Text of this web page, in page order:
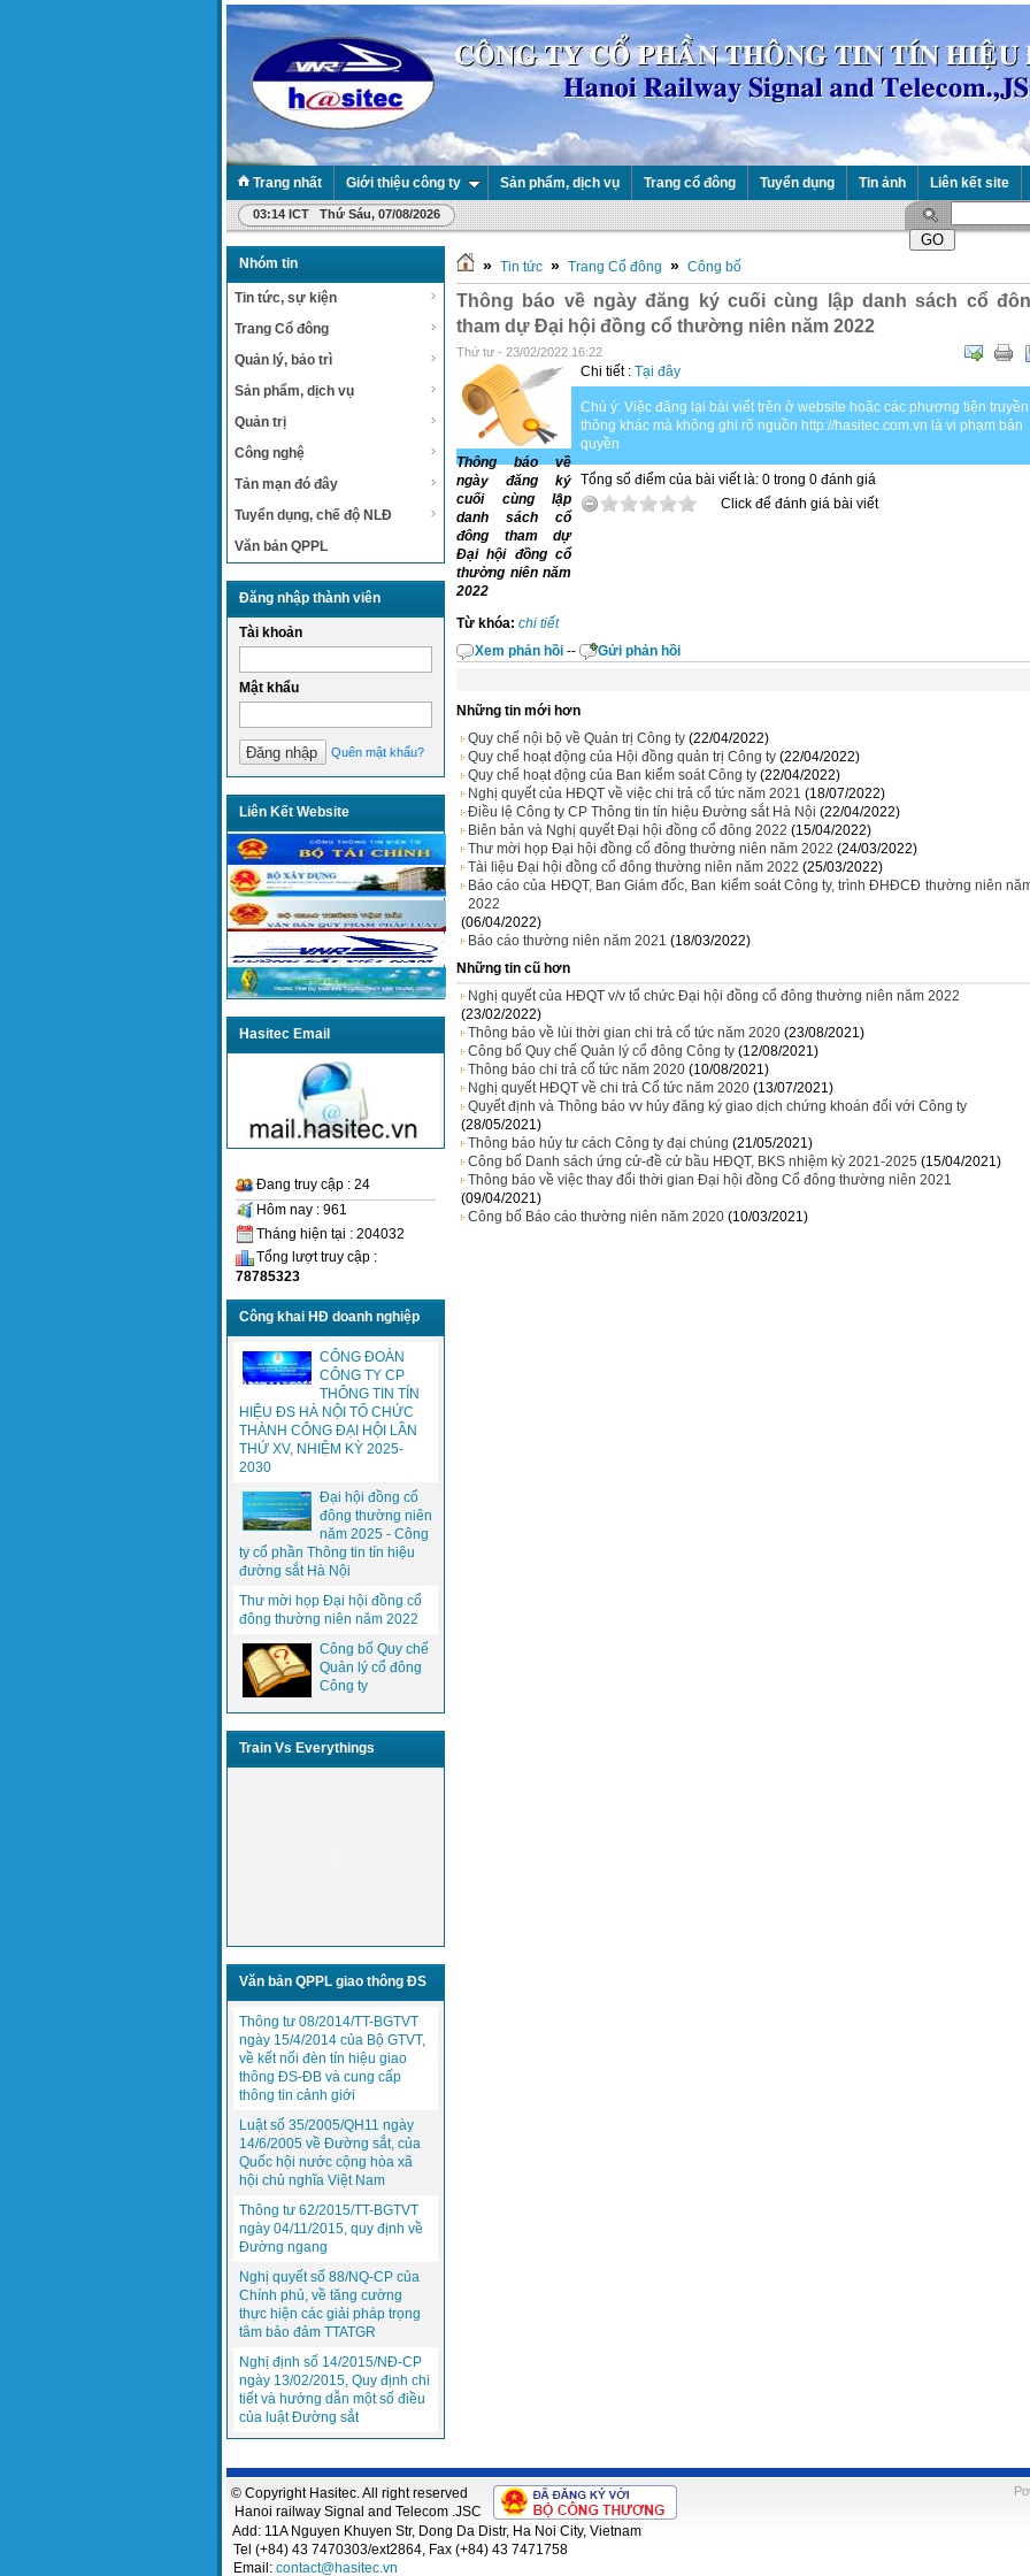
Trang nhất Giới thiệu công ty Sản phẩm, dịch vụ Trang cổ đông Tuyển dụng Tin ảnh Liên kết site
03:14 ICT Thứ Sáu, 07/08/2026
Nhóm tin
Tin tức, sự kiện
Trang Cổ đông
Quản lý, bảo trì
Sản phẩm, dịch vụ
Quản trị
Công nghệ
Tản mạn đó đây
Tuyển dụng, chế độ NLĐ
Văn bản QPPL
Đăng nhập thành viên
Tài khoản
Mật khẩu
Quên mật khẩu?
Liên Kết Website
Hasitec Email
Đang truy cập : 24
Hôm nay : 961
Tháng hiện tại : 204032
Tổng lượt truy cập :
78785323
Công khai HĐ doanh nghiệp
CÔNG ĐOÀN
CÔNG TY CP
THÔNG TIN TÍN
HIỆU ĐS HÀ NỘI TỔ CHỨC
THÀNH CÔNG ĐẠI HỘI LẦN
THỨ XV, NHIỆM KỲ 2025-
2030
Đại hội đồng cổ
đông thường niên
năm 2025 - Công
ty cổ phần Thông tin tín hiệu
đường sắt Hà Nội
Thư mời họp Đại hội đồng cổ
đông thường niên năm 2022
Công bố Quy chế
Quản lý cổ đông
Công ty
Train Vs Everythings
Văn bản QPPL giao thông ĐS
Thông tư 08/2014/TT-BGTVT
ngày 15/4/2014 của Bộ GTVT,
về kết nối đèn tín hiệu giao
thông ĐS-ĐB và cung cấp
thông tin cảnh giới
Luật số 35/2005/QH11 ngày
14/6/2005 về Đường sắt, của
Quốc hội nước cộng hòa xã
hội chủ nghĩa Việt Nam
Thông tư 62/2015/TT-BGTVT
ngày 04/11/2015, quy định về
Đường ngang
Nghị quyết số 88/NQ-CP của
Chính phủ, về tăng cường
thực hiện các giải pháp trọng
tâm bảo đảm TTATGR
Nghị định số 14/2015/NĐ-CP
ngày 13/02/2015, Quy định chi
tiết và hướng dẫn một số điều
của luật Đường sắt
» Tin tức » Trang Cổ đông » Công bố
Thông báo về ngày đăng ký cuối cùng lập danh sách cổ
tham dự Đại hội đồng cổ thường niên năm 2022
Thứ tư - 23/02/2022 16:22
Thông báo về
ngày đăng ký
cuối cùng lập
danh sách cổ
đông tham dự
Đại hội đồng cổ
thường niên năm
2022
Chi tiết : Tại đây
Chú ý: Việc đăng lại bài viết trên ở website hoặc các phương tiện truyền
thông khác mà không ghi rõ nguồn http://hasitec.com.vn là vi phạm bản
quyền
Tổng số điểm của bài viết là: 0 trong 0 đánh giá
Click để đánh giá bài viết
Từ khóa: chi tiết
Xem phản hồi -- Gửi phản hồi
Những tin mới hơn
Quy chế nội bộ về Quản trị Công ty (22/04/2022)
Quy chế hoạt động của Hội đồng quản trị Công ty (22/04/2022)
Quy chế hoạt động của Ban kiểm soát Công ty (22/04/2022)
Nghị quyết của HĐQT về việc chi trả cổ tức năm 2021 (18/07/2022)
Điều lệ Công ty CP Thông tin tín hiệu Đường sắt Hà Nội (22/04/2022)
Biên bản và Nghị quyết Đại hội đồng cổ đông 2022 (15/04/2022)
Thư mời họp Đại hội đồng cổ đông thường niên năm 2022 (24/03/2022)
Tài liệu Đại hội đồng cổ đông thường niên năm 2022 (25/03/2022)
Báo cáo của HĐQT, Ban Giám đốc, Ban kiểm soát Công ty, trình ĐHĐCĐ thường niên
2022
(06/04/2022)
Báo cáo thường niên năm 2021 (18/03/2022)
Những tin cũ hơn
Nghị quyết của HĐQT v/v tổ chức Đại hội đồng cổ đông thường niên năm 2022
(23/02/2022)
Thông báo về lùi thời gian chi trả cổ tức năm 2020 (23/08/2021)
Công bố Quy chế Quản lý cổ đông Công ty (12/08/2021)
Thông báo chi trả cổ tức năm 2020 (10/08/2021)
Nghị quyết HĐQT về chi trả Cổ tức năm 2020 (13/07/2021)
Quyết định và Thông báo vv hủy đăng ký giao dịch chứng khoán đối với Công ty
(28/05/2021)
Thông báo hủy tư cách Công ty đại chúng (21/05/2021)
Công bố Danh sách ứng cử-đề cử bầu HĐQT, BKS nhiệm kỳ 2021-2025 (15/04/2021)
Thông báo về việc thay đổi thời gian Đại hội đồng Cổ đông thường niên 2021
(09/04/2021)
Công bố Báo cáo thường niên năm 2020 (10/03/2021)
© Copyright Hasitec. All right reserved
Hanoi railway Signal and Telecom .JSC
Add: 11A Nguyen Khuyen Str, Dong Da Distr, Ha Noi City, Vietnam
Tel (+84) 43 7470303/ext2864, Fax (+84) 43 7471758
Email: contact@hasitec.vn